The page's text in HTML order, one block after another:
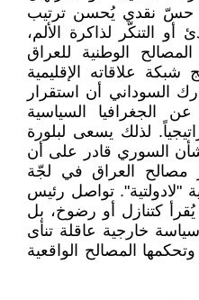
حسّ نقدي يُحسن ترتيب
أو التنكّر لذاكرة الألم،
الوطنية للعراق
علاقاته الإقليمية
السوداني أن استقرار
الجغرافيا السياسية
لذلك يسعى لبلورة
السوري قادر على أن
العراق في لجّة
"لادولتية". تواصل رئيس
يُقرأ كتنازل أو رضوخ، بل
خارجية عاقلة تنأى
المصالح الواقعية